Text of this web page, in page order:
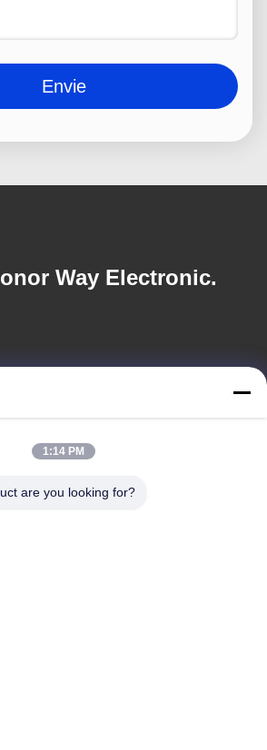
Envie
Way Electronic.
1:14 PM
are you looking for?